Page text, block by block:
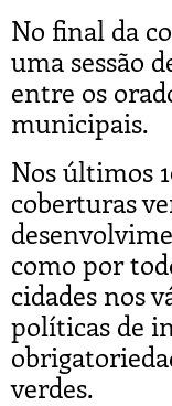
No final da
uma sessão
entre os
municipais.
Nos últimos
coberturas
como por
cidades nos
políticas de
verdes.